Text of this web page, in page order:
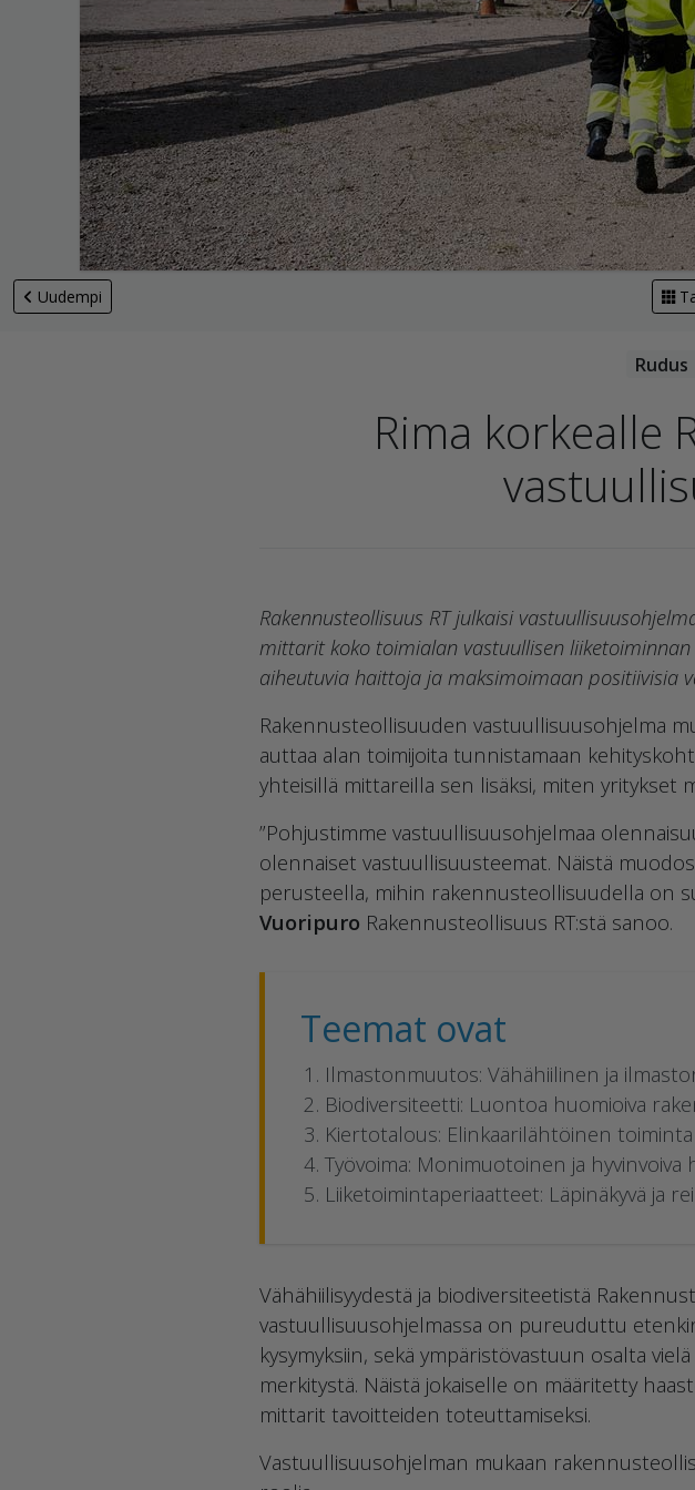
Uudempi
Rima korkealle
Rakennusteollisuus RT julkaisi
mittarit koko toimialan vastuullisen
aiheutuvia haittoja ja maksimoimaan positiivisia
Rakennusteollisuuden vastuullisuusohjelma
auttaa alan toimijoita tunnistamaan
yhteisillä mittareilla sen lisäksi, miten yritykset
”Pohjustimme vastuullisuusohjelmaa
olennaiset vastuullisuusteemat. Näistä
perusteella, mihin rakennusteollisuudella on
Vuoripuro Rakennusteollisuus RT:stä sanoo.
Teemat ovat
Ilmastonmuutos: Vähähiilinen ja
Biodiversiteetti: Luontoa huomioiva
Kiertotalous: Elinkaarilähtöinen toiminta
Työvoima: Monimuotoinen ja hyvinvoiva
Liiketoimintaperiaatteet: Läpinäkyvä ja
Vähähiilisyydestä ja biodiversiteetistä
vastuullisuusohjelmassa on pureuduttu
kysymyksiin, sekä ympäristövastuun osalta
merkitystä. Näistä jokaiselle on määritetty
mittarit tavoitteiden toteuttamiseksi.
Vastuullisuusohjelman mukaan